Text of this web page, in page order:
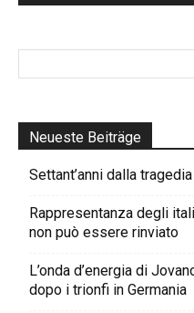
Neueste Beiträge
Settant’anni dalla
Rappresentanza degli
non può essere rinviato
L’onda d’energia di
dopo i trionfi in Germania